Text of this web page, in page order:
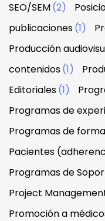
SEO/SEM(2)
publicaciones(1)
Producción
contenidos(1)
Editoriales(1)
Programas de
Programas de
Pacientes
Programas de
Project
Promoción a